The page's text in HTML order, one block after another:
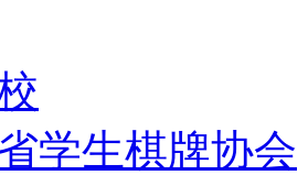
学生棋牌协会